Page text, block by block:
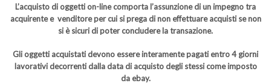
L’acquisto di oggetti on-line comporta l’assunzione di un impegno tra
acquirente e venditore per cui si prega di non effettuare acquisti se non
si è sicuri di poter concludere la transazione.
Gli oggetti acquistati devono essere interamente pagati entro 4 giorni
lavorativi decorrenti dalla data di acquisto degli stessi come imposto
da ebay.